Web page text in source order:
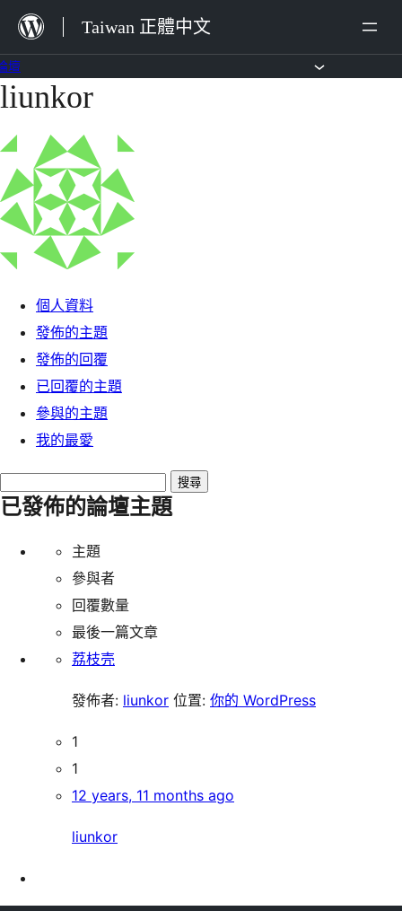
主
要
容
Taiwan 正體中文
壇
跳
主
要
內
容
liunkor
個人資料
發佈的主題
發佈的回覆
已回覆的主題
參與的主題
我的最愛
topics:
已發佈的論壇主題
主題
參與者
回覆數量
最後一篇文章
荔枝壳
發佈者: liunkor 位置: 你的 WordPress
1
1
12 years, 11 months ago
liunkor